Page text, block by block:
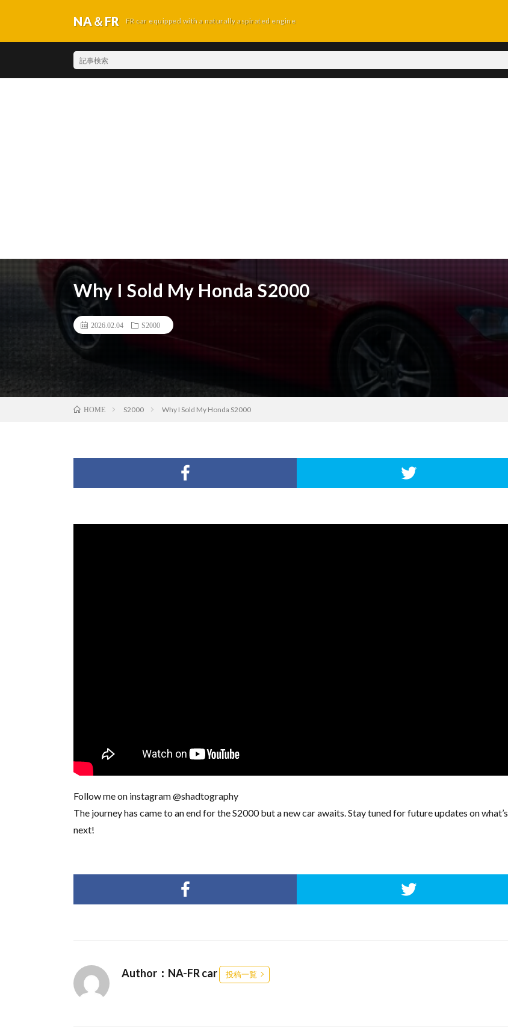
NA＆FR FR car equipped with a naturally aspirated engine
Why I Sold My Honda S2000
2026.02.04 S2000
HOME S2000 Why I Sold My Honda S2000
Follow me on instagram @shadtography
The journey has came to an end for the S2000 but a new car awaits. Stay tuned for future updates on what’s
next!
Author：NA-FR car 投稿一覧